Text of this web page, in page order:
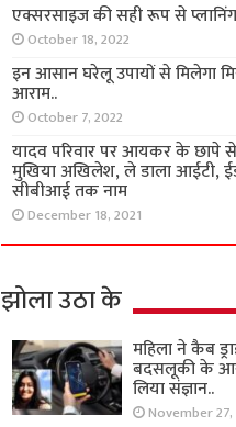
एक्सरसाइज की सही रूप से
October 18, 2022
इन आसान घरेलू उपायों से मिलेगा
आराम..
October 7, 2022
यादव परिवार पर आयकर के छापे
मुखिया अखिलेश, ले डाला आईटी,
सीबीआई तक नाम
December 18, 2021
झोला उठा के
महिला ने कैब
बदसलूकी के
लिया संज्ञान..
November 27,